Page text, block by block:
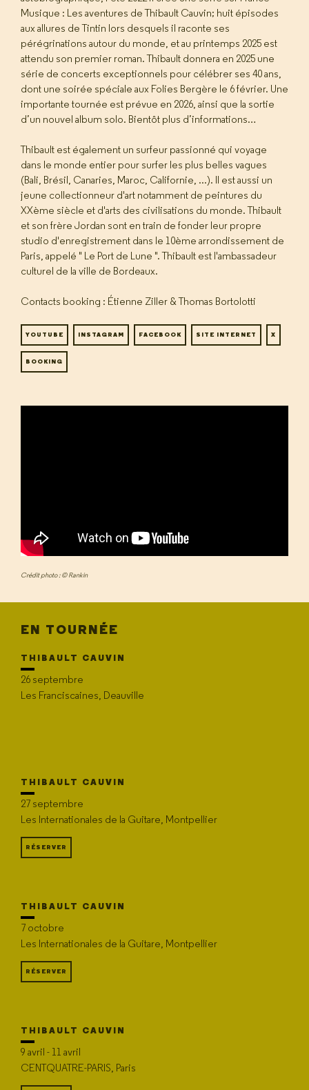
Musique : Les aventures de Thibault Cauvin; huit épisodes
aux allures de Tintin lors desquels il raconte ses
pérégrinations autour du monde, et au printemps 2025 est
attendu son premier roman. Thibault donnera en 2025 une
série de concerts exceptionnels pour célébrer ses 40 ans,
dont une soirée spéciale aux Folies Bergère le 6 février. Une
importante tournée est prévue en 2026, ainsi que la sortie
d’un nouvel album solo. Bientôt plus d’informations…
Thibault est également un surfeur passionné qui voyage
dans le monde entier pour surfer les plus belles vagues
(Bali, Brésil, Canaries, Maroc, Californie, ...). Il est aussi un
jeune collectionneur d'art notamment de peintures du
XXème siècle et d'arts des civilisations du monde. Thibault
et son frère Jordan sont en train de fonder leur propre
studio d'enregistrement dans le 10ème arrondissement de
Paris, appelé " Le Port de Lune ". Thibault est l'ambassadeur
culturel de la ville de Bordeaux.
Contacts booking : Étienne Ziller & Thomas Bortolotti
YOUTUBE INSTAGRAM FACEBOOK SITE INTERNET X
BOOKING
Crédit photo : © Rankin
EN TOURNÉE
THIBAULT CAUVIN
26 septembre
Les Franciscaines, Deauville
THIBAULT CAUVIN
27 septembre
Les Internationales de la Guitare, Montpellier
RÉSERVER
THIBAULT CAUVIN
7 octobre
Les Internationales de la Guitare, Montpellier
RÉSERVER
THIBAULT CAUVIN
9 avril - 11 avril
CENTQUATRE-PARIS, Paris